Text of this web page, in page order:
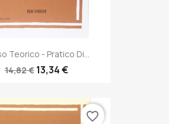
Teorico - Pratico Di...
14,82 € 13,34 €
favorite_border